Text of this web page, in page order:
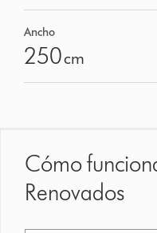
Ancho
250cm
Cómo
Renovados